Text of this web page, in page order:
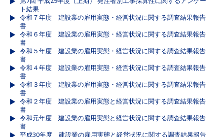
ト結果
令和７年度 建設業の雇用実態・経営状況に関する調査結果報告
書
令和６年度 建設業の雇用実態・経営状況に関する調査結果報告
書
令和５年度 建設業の雇用実態・経営状況に関する調査結果報告
書
令和４年度 建設業の雇用実態・経営状況に関する調査結果報告
書
令和３年度 建設業の雇用実態・経営状況に関する調査結果報告
書
令和２年度 建設業の雇用実態と経営状況に関する調査結果報告
書
令和元年度 建設業の雇用実態と経営状況に関する調査結果報告
書
平成30年度 建設業の雇用実態と経営状況に関する調査結果報告